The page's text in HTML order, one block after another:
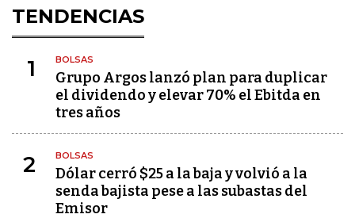
TENDENCIAS
1 BOLSAS
Grupo Argos lanzó plan para duplicar
el dividendo y elevar 70% el Ebitda en
tres años
2 BOLSAS
Dólar cerró $25 a la baja y volvió a la
senda bajista pese a las subastas del
Emisor